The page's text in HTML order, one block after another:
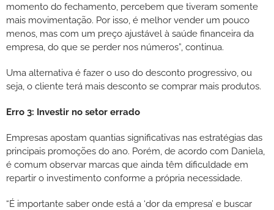
momento do fechamento, percebem que tiveram somente
mais movimentação. Por isso, é melhor vender um pouco
menos, mas com um preço ajustável à saúde financeira da
empresa, do que se perder nos números”, continua.
Uma alternativa é fazer o uso do desconto progressivo, ou
seja, o cliente terá mais desconto se comprar mais produtos.
Erro 3: Investir no setor errado
Empresas apostam quantias significativas nas estratégias das
principais promoções do ano. Porém, de acordo com Daniela,
é comum observar marcas que ainda têm dificuldade em
repartir o investimento conforme a própria necessidade.
“É importante saber onde está a ‘dor da empresa’ e buscar